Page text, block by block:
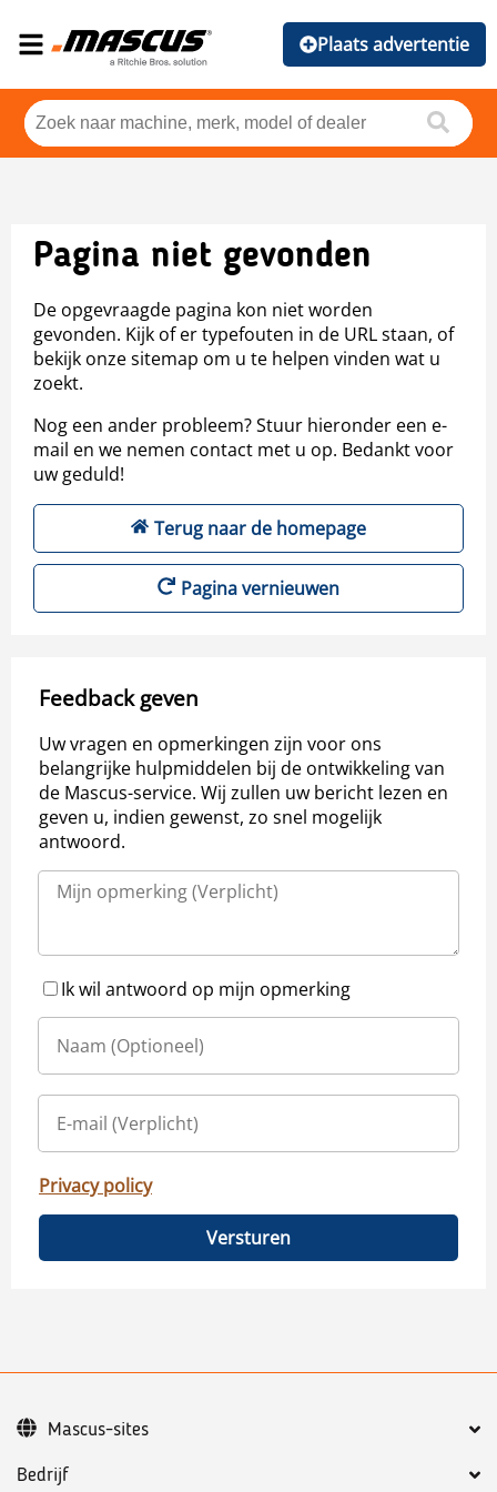
Plaats advertentie
Pagina niet gevonden
De opgevraagde pagina kon niet worden
gevonden. Kijk of er typefouten in de URL staan, of
bekijk onze sitemap om u te helpen vinden wat u
zoekt.
Nog een ander probleem? Stuur hieronder een e-
mail en we nemen contact met u op. Bedankt voor
uw geduld!
Terug naar de homepage
Pagina vernieuwen
Feedback geven
Uw vragen en opmerkingen zijn voor ons
belangrijke hulpmiddelen bij de ontwikkeling van
de Mascus-service. Wij zullen uw bericht lezen en
geven u, indien gewenst, zo snel mogelijk
antwoord.
Ik wil antwoord op mijn opmerking
Privacy policy
Versturen
Bedrijf
Mascus-sites